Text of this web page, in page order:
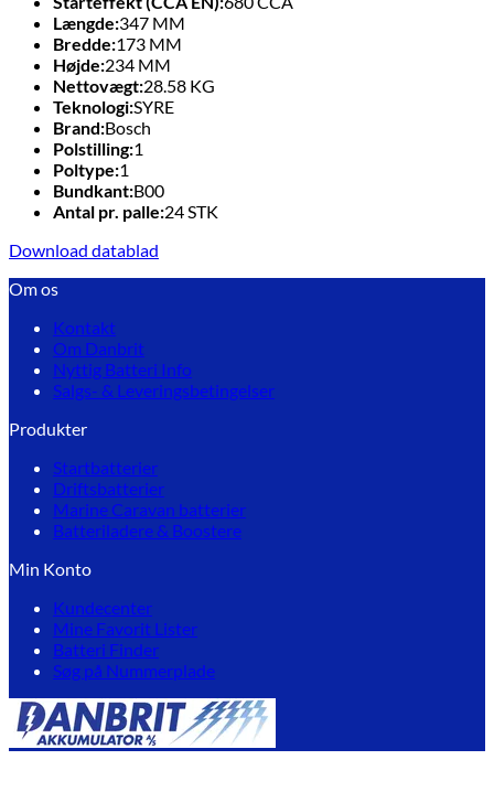
Længde:347 MM
Bredde:173 MM
Højde:234 MM
Nettovægt:28.58 KG
Teknologi:SYRE
Brand:Bosch
Polstilling:1
Poltype:1
Bundkant:B00
Antal pr. palle:24 STK
Download datablad
Om os
Kontakt
Om Danbrit
Nyttig Batteri Info
Salgs- & Leveringsbetingelser
Produkter
Startbatterier
Driftsbatterier
Marine Caravan batterier
Batteriladere & Boostere
Min Konto
Kundecenter
Mine Favorit Lister
Batteri Finder
Søg på Nummerplade